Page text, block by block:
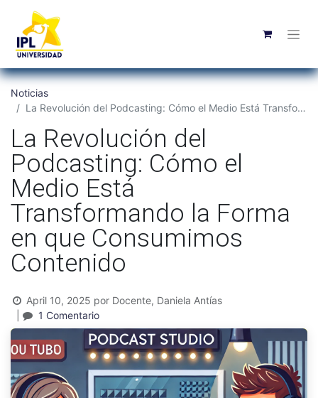
Noticias
La Revolución del Podcasting: Cómo el Medio Está Transformando la Forma en que Consumimos Contenido
La Revolución del
Podcasting: Cómo el
Medio Está
Transformando la Forma
en que Consumimos
Contenido
April 10, 2025 por Docente, Daniela Antías
1 Comentario